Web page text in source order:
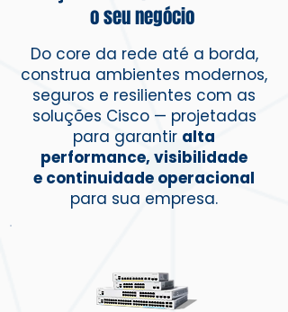
o seu negócio
Do core da rede até a borda,
construa ambientes modernos,
seguros e resilientes com as
soluções Cisco — projetadas
para garantir alta
performance, visibilidade
e continuidade operacional
para sua empresa.